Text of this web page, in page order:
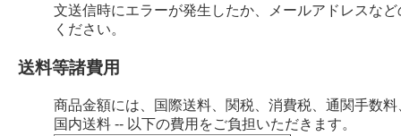
文送信時にエラーが発生したか、メールアドレスな
ください。
送料等諸費用
商品金額には、国際送料、関税、消費税、通関手数
国内送料 -- 以下の費用をご負担いただきます。